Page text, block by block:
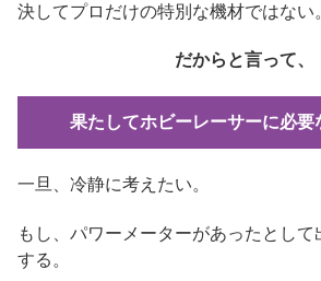
決してプロだけの特別な機材ではない
だからと言って、
果たしてホビーレーサーに必要
一旦、冷静に考えたい。
もし、パワーメーターがあったとして
する。